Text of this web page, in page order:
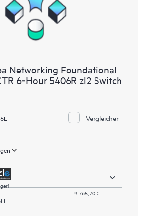
Networking Foundational
6‑Hour 5406R zl2 Switch
Vergleichen
9 765,70 €